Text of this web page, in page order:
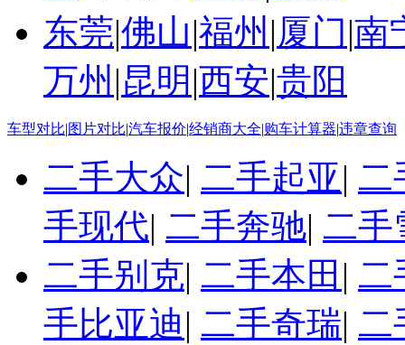
东莞|佛山|福州 |厦门|南
万州 |昆明 |西安|贵阳
车型对比|图片对比|汽车报价|经销商大全|购车计算器|违章查询
二手大众| 二手起亚| 二
手现代| 二手奔驰| 二手
二手别克| 二手本田 | 二
手比亚迪| 二手奇瑞| 二